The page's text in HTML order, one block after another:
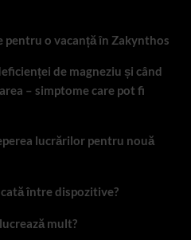
pentru o vacanță în Zakynthos
de magneziu și când
– simptome care pot fi
lucrărilor pentru nouă
între dispozitive?
mult?